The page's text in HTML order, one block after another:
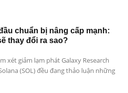
chuẩn bị nâng cấp mạnh:
thay đổi ra sao?
xét giảm lạm phát Galaxy Research
(SOL) đều đang thảo luận những